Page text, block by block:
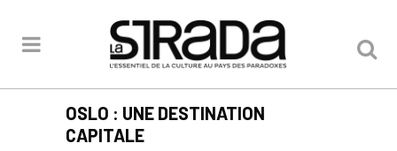
OSLO : UNE DESTINATION
CAPITALE